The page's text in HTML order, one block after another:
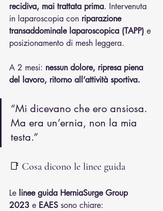
recidiva, mai trattata prima. Intervenuta
in laparoscopia con riparazione
transaddominale laparoscopica (TAPP) e
posizionamento di mesh leggera.
A 2 mesi: nessun dolore, ripresa piena
del lavoro, ritorno all’attività sportiva.
“Mi dicevano che ero ansiosa.
Ma era un’ernia, non la mia
testa.”
📑 Cosa dicono le linee guida
Le linee guida HerniaSurge Group
2023 e EAES sono chiare: